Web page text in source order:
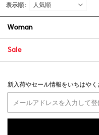
表示順 :
Woman
Sale
新入荷やセール情報をいちはやく